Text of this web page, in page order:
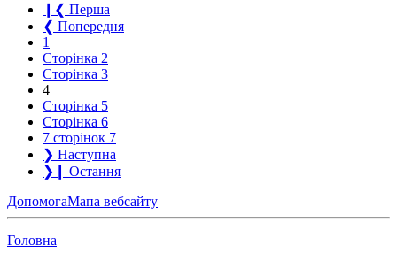
❙❮ Перша
❮ Попередня
1
Сторінка 2
Сторінка 3
4
Сторінка 5
Сторінка 6
7 сторінок 7
❯ Наступна
❯❙
Остання
ДопомогаМапа вебсайту
Головна